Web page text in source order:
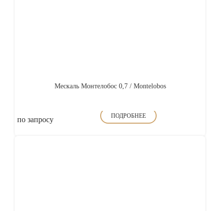
Мескаль Монтелобос 0,7 / Montelobos
по запросу ПОДРОБНЕЕ